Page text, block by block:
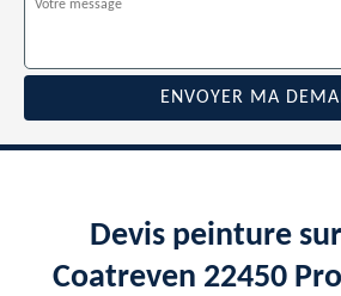
Devis peinture
Coatreven 22450